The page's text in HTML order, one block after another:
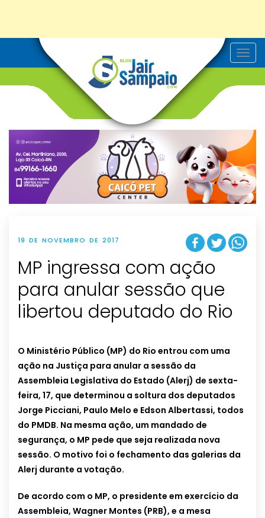
T
o
v
g
t
i
o
n
19 DE NOVEMBRO DE 2017
MP ingressa com ação
para anular sessão que
libertou deputado do Rio
O Ministério Público (MP) do Rio entrou com uma
ação na Justiça para anular a sessão da
Assembleia Legislativa do Estado (Alerj) de sexta-
feira, 17, que determinou a soltura dos deputados
Jorge Picciani, Paulo Melo e Edson Albertassi, todos
do PMDB. Na mesma ação, um mandado de
segurança, o MP pede que seja realizada nova
sessão. O motivo foi o fechamento das galerias da
Alerj durante a votação.
De acordo com o MP, o presidente em exercício da
Assembleia, Wagner Montes (PRB), e a mesa